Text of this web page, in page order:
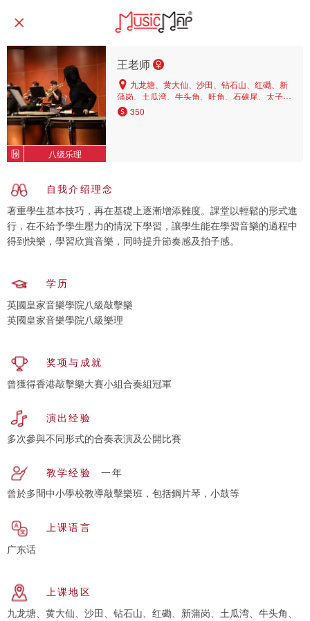
八级乐理
王老师
九龙塘、黄大仙、沙田、钻石山、红磡、新
蒲岗、土瓜湾、牛头角、旺角、石硖尾、太子、
将军澳、坑口、何文田、油塘、中环、湾仔、鲗
鱼涌、观塘、美孚、铜锣湾、天后、油麻地、九
350
自我介绍理念
著重學生基本技巧，再在基礎上逐漸增添難度。課堂以輕鬆的形式進
行，在不給予學生壓力的情況下學習，讓學生能在學習音樂的過程中
得到快樂，學習欣賞音樂，同時提升節奏感及拍子感。
学历
英國皇家音樂學院八級敲擊樂
英國皇家音樂學院八級樂理
奖项与成就
曾獲得香港敲擊樂大賽小組合奏組冠軍
演出经验
多次參與不同形式的合奏表演及公開比賽
教学经验
一年
曾於多間中小學校教導敲擊樂班，包括鋼片琴，小鼓等
上课语言
广东话
上课地区
九龙塘、黄大仙、沙田、钻石山、红磡、新蒲岗、土瓜湾、牛头角、